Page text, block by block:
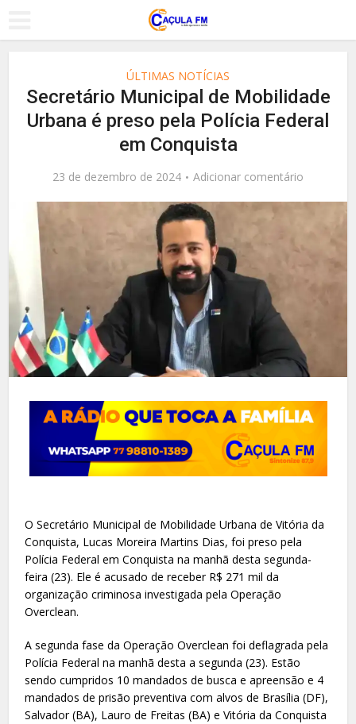
ÚLTIMAS NOTÍCIAS
Secretário Municipal de Mobilidade
Urbana é preso pela Polícia Federal
em Conquista
23 de dezembro de 2024 Adicionar comentário
O Secretário Municipal de Mobilidade Urbana de Vitória da
Conquista, Lucas Moreira Martins Dias, foi preso pela
Polícia Federal em Conquista na manhã desta segunda-
feira (23). Ele é acusado de receber R$ 271 mil da
organização criminosa investigada pela Operação
Overclean.
A segunda fase da Operação Overclean foi deflagrada pela
Polícia Federal na manhã desta a segunda (23). Estão
sendo cumpridos 10 mandados de busca e apreensão e 4
mandados de prisão preventiva com alvos de Brasília (DF),
Salvador (BA), Lauro de Freitas (BA) e Vitória da Conquista